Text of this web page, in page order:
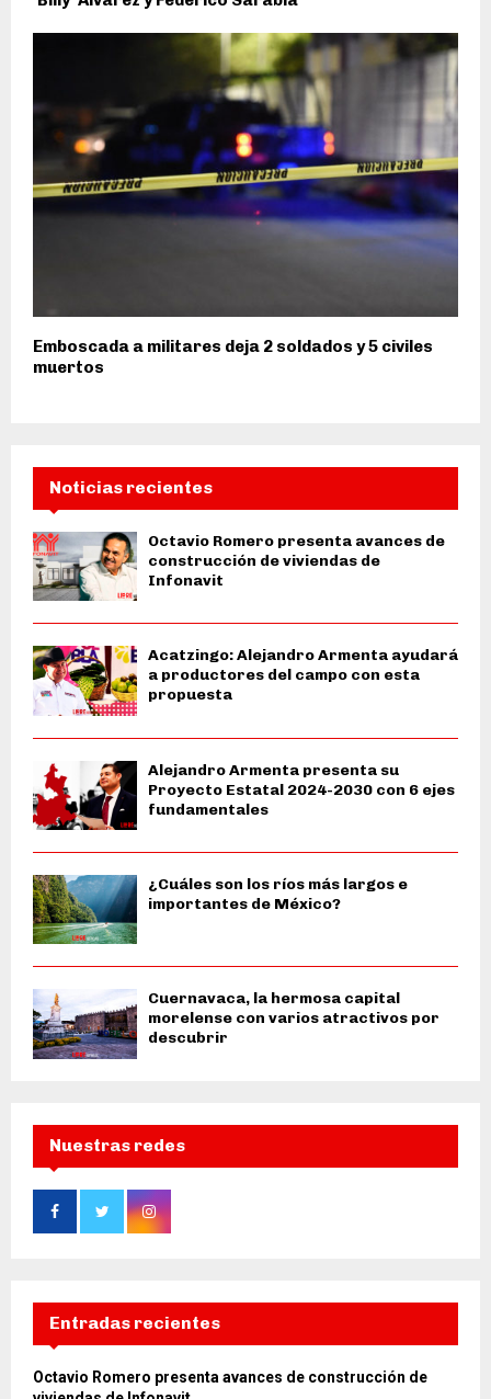
Emboscada a militares deja 2 soldados y 5 civiles
muertos
Noticias recientes
Octavio Romero presenta avances de
construcción de viviendas de
Infonavit
Acatzingo: Alejandro Armenta ayudará
a productores del campo con esta
propuesta
Alejandro Armenta presenta su
Proyecto Estatal 2024-2030 con 6 ejes
fundamentales
¿Cuáles son los ríos más largos e
importantes de México?
Cuernavaca, la hermosa capital
morelense con varios atractivos por
descubrir
Nuestras redes
Entradas recientes
Octavio Romero presenta avances de construcción de